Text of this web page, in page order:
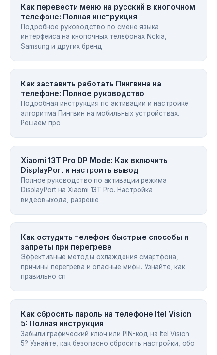
Как перевести меню на русский в кнопочном
телефоне: Полная инструкция
Подробное руководство по смене языка
интерфейса на кнопочных телефонах Nokia,
Samsung и других бренд
Как заставить работать Пингвина на
телефоне: Полное руководство
Подробная инструкция по активации и настройке
алгоритма Пингвин на мобильных устройствах.
Решаем про
Xiaomi 13T Pro DP Mode: Как включить
DisplayPort и настроить вывод
Полное руководство по активации режима
DisplayPort на Xiaomi 13T Pro. Настройка
видеовыхода, разреше
Как остудить телефон: быстрые способы и
запреты при перегреве
Эффективные методы охлаждения смартфона,
причины перегрева и опасные мифы. Узнайте, как
правильно сп
Как сбросить пароль на телефоне Itel Vision
5: Полная инструкция
Забыли графический ключ или PIN-код на Itel Vision
5? Узнайте, как безопасно сбросить настройки, обо